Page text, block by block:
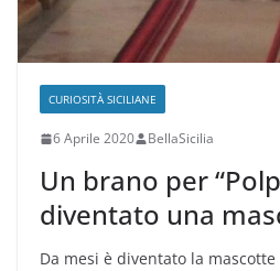
CURIOSITÀ SICILIANE
6 Aprile 2020 BellaSicilia
Un brano per
diventato una
Da mesi è diventato la